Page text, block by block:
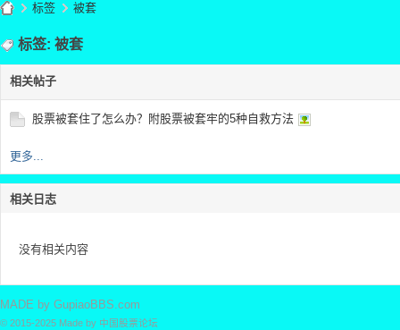
股 ›
标签
›
被套
标签: 被套
相关帖子
股票被套住了怎么办？附股票被套牢的5种自救方法
更多...
相关日志
没有相关内容
MADE by GupiaoBBS.com
© 2015-2025 Made by 中国股票论坛